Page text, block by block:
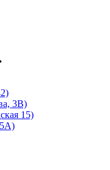
3В)
15)
5А)